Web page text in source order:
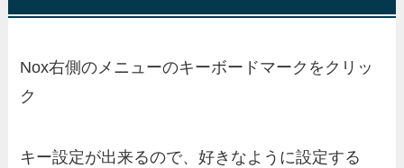
Nox右側のメニューのキーボードマークをクリッ
ク
キー設定が出来るので、好きなように設定する